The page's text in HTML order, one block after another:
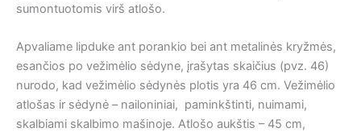
sumontuotomis virš atlošo.
Apvaliame lipduke ant porankio bei ant metalinės kryžmės,
esančios po vežimėlio sėdyne, įrašytas skaičius (pvz. 46)
nurodo, kad vežimėlio sėdynės plotis yra 46 cm. Vežimėlio
atlošas ir sėdynė – nailoniniai, paminkštinti, nuimami,
skalbiami skalbimo mašinoje. Atlošo aukštis – 45 cm,